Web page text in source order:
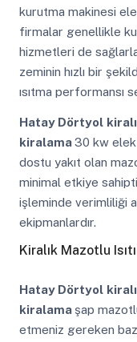
kurutma makinesi
firmalar genellikle
hizmetleri de
zeminin hızlı bir
ısıtma performansı
Hatay Dörtyol
kiralama30 kw
dostu yakıt olan
minimal etkiye
işleminde verimliliği
ekipmanlardır.
Kiralık Mazotlu
Hatay Dörtyol
kiralama şap
etmeniz gereken